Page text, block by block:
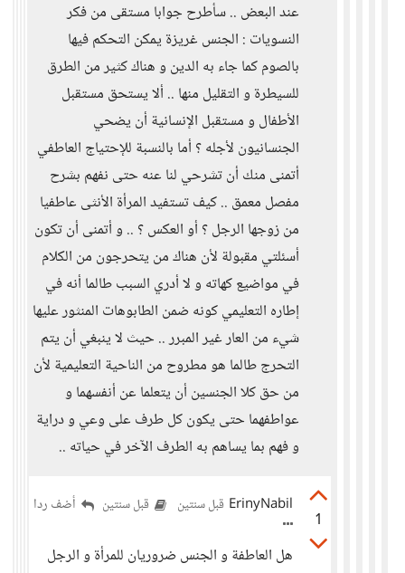
عند البعض .. سأطرح جوابا مستقى من فكر
النسويات : الجنس غريزة يمكن التحكم فيها
بالصوم كما جاء به الدين و هناك كثير من الطرق
للسيطرة و التقليل منها .. ألا يستحق مستقبل
الأطفال و مستقبل الإنسانية أن يضحي
الجنسانيون لأجله ؟ أما بالنسبة للإحتياج العاطفي
أتمنى منك أن تشرحي لنا عنه حتى نفهم بشرح
مفصل معمق .. كيف تستفيد المرأة الأنثى عاطفيا
من زوجها الرجل ؟ أو العكس ؟ .. و أتمنى أن تكون
أسئلتي مقبولة لأن هناك من يتحرجون من الكلام
في مواضيع كهاته و لا أدري السبب طالما أنه في
إطاره التعليمي كونه ضمن الطابوهات المنثور عليها
شيء من العار غير المبرر .. حيث لا ينبغي أن يتم
التحرج طالما هو مطروح من الناحية التعليمية لأن
من حق كلا الجنسين أن يتعلما عن أنفسهما و
عواطفهما حتى يكون كل طرف على وعي و دراية
و فهم بما يساهم به الطرف الآخر في حياته ..
1
ErinyNabil قبل سنتين قبل سنتين أضف ردا
هل العاطفة و الجنس ضروريان للمرأة و الرجل